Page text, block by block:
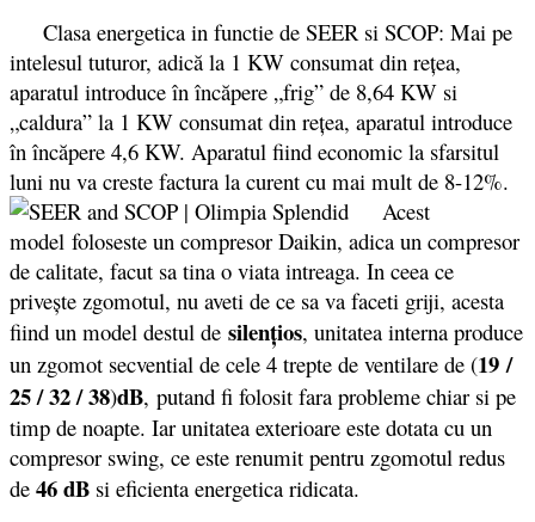
Clasa energetica in functie de SEER si SCOP: Mai pe
intelesul tuturor, adică la 1 KW consumat din reţea,
aparatul introduce în încăpere „frig” de 8,64 KW si
„caldura” la 1 KW consumat din reţea, aparatul introduce
în încăpere 4,6 KW. Aparatul fiind economic la sfarsitul
luni nu va creste factura la curent cu mai mult de 8-12%.
Acest
model foloseste un compresor Daikin, adica un compresor
de calitate, facut sa tina o viata intreaga. In ceea ce
priveşte zgomotul, nu aveti de ce sa va faceti griji, acesta
fiind un model destul de silenţios, unitatea interna produce
un zgomot secvential de cele 4 trepte de ventilare de (19 /
25 / 32 / 38)dB, putand fi folosit fara probleme chiar si pe
timp de noapte. Iar unitatea exterioare este dotata cu un
compresor swing, ce este renumit pentru zgomotul redus
de 46 dB si eficienta energetica ridicata.